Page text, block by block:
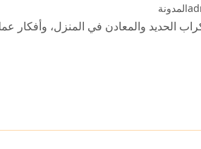
المدونة
الحديد والمعادن في المنزل، وأفكار